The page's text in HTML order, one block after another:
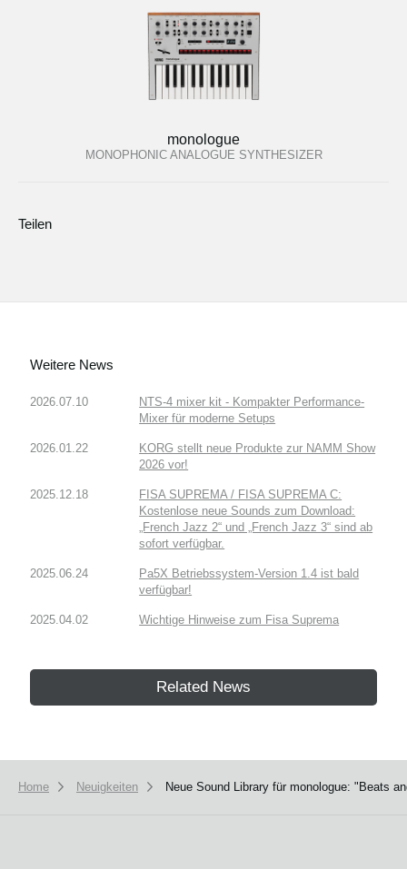
monologue
MONOPHONIC ANALOGUE SYNTHESIZER
Teilen
Weitere News
2026.07.10
NTS-4 mixer kit - Kompakter Performance-
Mixer für moderne Setups
2026.01.22
KORG stellt neue Produkte zur NAMM Show
2026 vor!
2025.12.18
FISA SUPREMA / FISA SUPREMA C:
Kostenlose neue Sounds zum Download:
„French Jazz 2“ und „French Jazz 3“ sind ab
sofort verfügbar.
2025.06.24
Pa5X Betriebssystem-Version 1.4 ist bald
verfügbar!
2025.04.02 Wichtige Hinweise zum Fisa Suprema
Related News
Home Neuigkeiten Neue Sound Library für monologue: "Beats